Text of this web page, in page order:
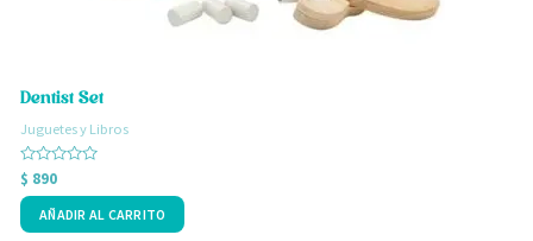
Dentist Set
Juguetes y Libros
Valorado
con
0
5
$ 890
AÑADIR AL CARRITO